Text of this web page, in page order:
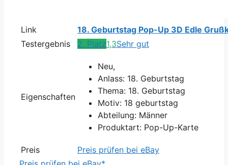
Link
18. Geburtstag Pop-Up 3D Edle
Testergebnis
2. Platz1,3Sehr gut
Eigenschaften
Neu,
Anlass: 18. Geburtstag
Thema: 18. Geburtstag
Motiv: 18 geburtstag
Abteilung: Männer
Produktart: Pop-Up-Karte
Preis
Preis prüfen bei eBay